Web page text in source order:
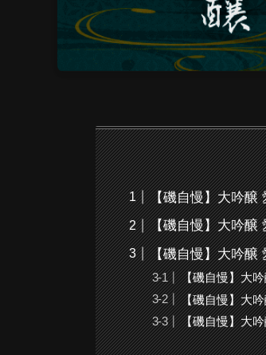
【磯自慢】大吟醸
【磯自慢】大吟醸
【磯自慢】大吟醸
【磯自慢】大
【磯自慢】大
【磯自慢】大